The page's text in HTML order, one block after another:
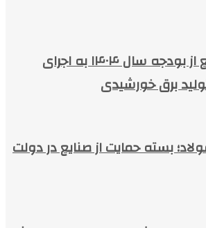
اختصاص منابع از بودجه سال ۱۴۰۴ به اجرای
برق خورشیدی
بسته حمایت از صنایع در دولت